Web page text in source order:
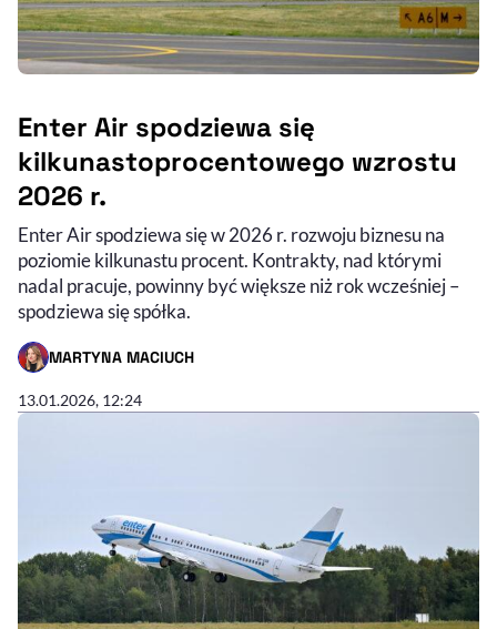
Enter Air spodziewa się
kilkunastoprocentowego wzrostu
2026 r.
Enter Air spodziewa się w 2026 r. rozwoju biznesu na
poziomie kilkunastu procent. Kontrakty, nad którymi
nadal pracuje, powinny być większe niż rok wcześniej –
spodziewa się spółka.
MARTYNA MACIUCH
- AUTOR ARTYKUŁU - PROFIL
13.01.2026, 12:24